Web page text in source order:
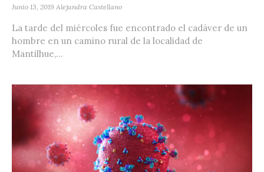
Junio 13, 2019 Alejandra Castellano
La tarde del miércoles fue encontrado el cadáver de un
hombre en un camino rural de la localidad de
Mantilhue,...